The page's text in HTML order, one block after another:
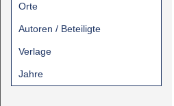
Orte
Autoren / Beteiligte
Verlage
Jahre